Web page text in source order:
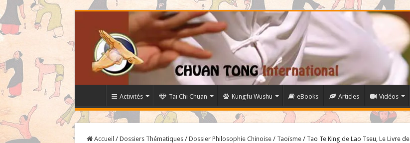
Activités Tai Chi Chuan Kungfu Wushu eBooks Articles Vidéos
Accueil / Dossiers Thématiques / Dossier Philosophie Chinoise / Taoïsme / Tao Te King de Lao Tseu, Le Livre de